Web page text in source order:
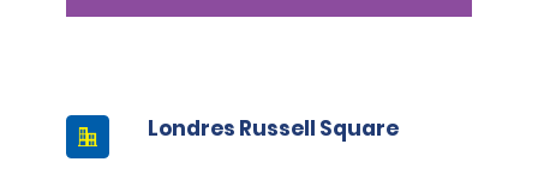
Londres Russell Square